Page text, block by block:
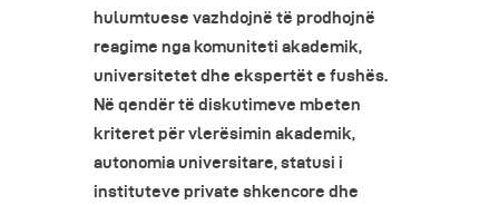
hulumtuese vazhdojnë të prodhojnë
reagime nga komuniteti akademik,
universitetet dhe ekspertët e fushës.
Në qendër të diskutimeve mbeten
kriteret për vlerësimin akademik,
autonomia universitare, statusi i
instituteve private shkencore dhe